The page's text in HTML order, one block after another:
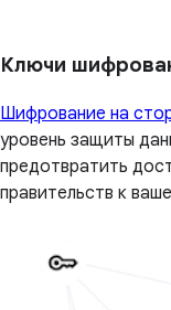
Ключи
Шифрование на
уровень защиты
предотвратить
правительств к